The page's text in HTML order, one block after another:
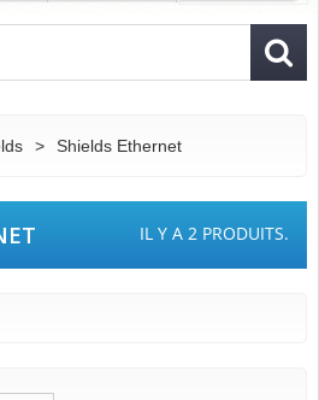
> Shields Ethernet
IL Y A 2 PRODUITS.